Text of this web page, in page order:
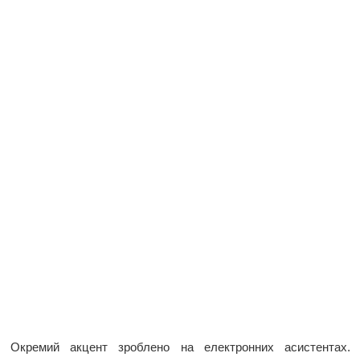
Окремий акцент зроблено на електронних асистентах.